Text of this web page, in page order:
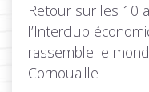
Retour sur les 10
l’Interclub
rassemble le
Cornouaille